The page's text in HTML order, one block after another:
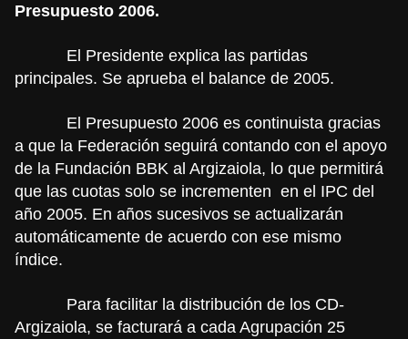
Presupuesto 2006.
El Presidente explica las partidas
principales. Se aprueba el balance de 2005.
El Presupuesto 2006 es continuista gracias
a que la Federación seguirá contando con el apoyo
de la Fundación BBK al Argizaiola, lo que permitirá
que las cuotas solo se incrementen en el IPC del
año 2005. En años sucesivos se actualizarán
automáticamente de acuerdo con ese mismo
índice.
Para facilitar la distribución de los CD-
Argizaiola, se facturará a cada Agrupación 25